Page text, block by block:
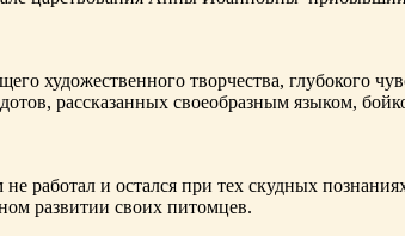
художественного творчества, глубокого
рассказанных своеобразным языком,
не работал и остался при тех скудных
развитии своих питомцев.